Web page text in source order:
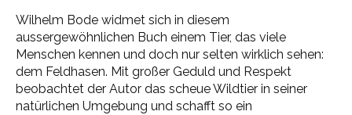
Wilhelm Bode widmet sich in diesem
aussergewöhnlichen Buch einem Tier, das viele
Menschen kennen und doch nur selten wirklich sehen:
dem Feldhasen. Mit großer Geduld und Respekt
beobachtet der Autor das scheue Wildtier in seiner
natürlichen Umgebung und schafft so ein